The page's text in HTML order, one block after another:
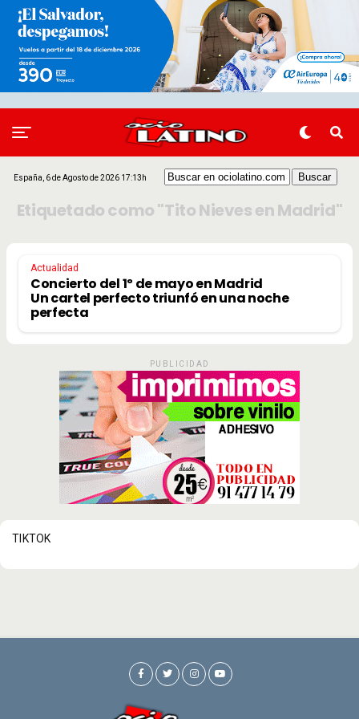
España, 6 de Agosto de 2026 17:13h
Etiquetado como "Tito Nieves en Madrid"
Actualidad
Concierto del 1º de mayo en Madrid
Un cartel perfecto triunfó en una noche
perfecta
PUBLICIDAD
TIKTOK